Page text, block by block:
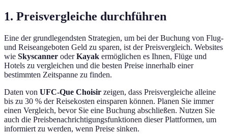
1. Preisvergleiche durchführen
Eine der grundlegendsten Strategien, um bei der Buchung von Flug-
und Reiseangeboten Geld zu sparen, ist der Preisvergleich. Websites
wie Skyscanner oderKayak ermöglichen es Ihnen, Flüge und
Hotels zu vergleichen und die besten Preise innerhalb einer
bestimmten Zeitspanne zu finden.
Daten von UFC-Que Choisir zeigen, dass Preisvergleiche alleine
bis zu 30 % der Reisekosten einsparen können. Planen Sie immer
einen Vergleich, bevor Sie eine Buchung abschließen. Nutzen Sie
auch die Preisbenachrichtigungsfunktionen dieser Plattformen, um
informiert zu werden, wenn Preise sinken.